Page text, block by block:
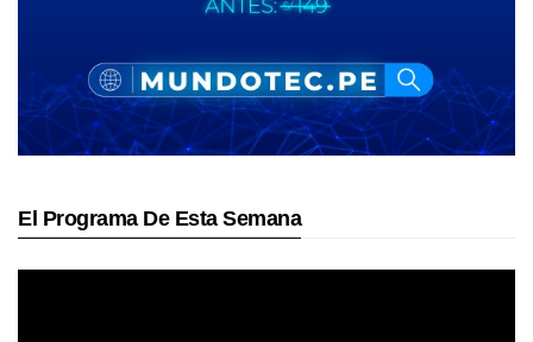
El Programa De Esta Semana